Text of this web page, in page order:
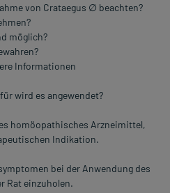
von Crataegus ∅ beachten?
möglich?
Informationen
wird es angewendet?
homöopathisches Arzneimittel,
Indikation.
bei der Anwendung des
Rat einzuholen.